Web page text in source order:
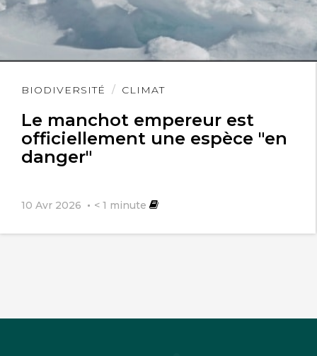
BIODIVERSITÉ CLIMAT
Le manchot empereur est
officiellement une espèce "en
danger"
10 Avr 2026 < 1 minute
Lire